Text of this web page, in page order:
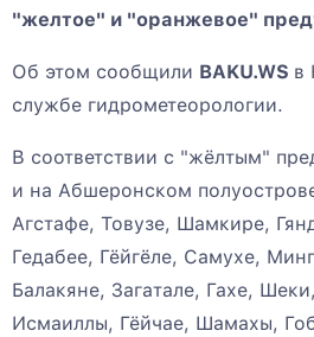
"желтое" и "оранжевое"
Об этом сообщили BAKU.WS в
службе гидрометеорологии.
В соответствии с "жёлтым"
и на Абшеронском
Агстафе, Товузе, Шамкире,
Гедабее, Гёйгёле, Самухе,
Балакяне, Загатале, Гахе,
Исмаиллы, Гёйчае, Шамахы,